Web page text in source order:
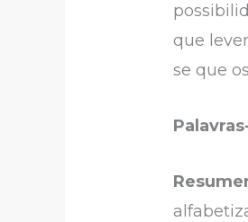
que
se que